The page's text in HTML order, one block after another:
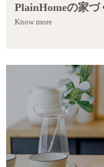
PlainHomeの家
Know more